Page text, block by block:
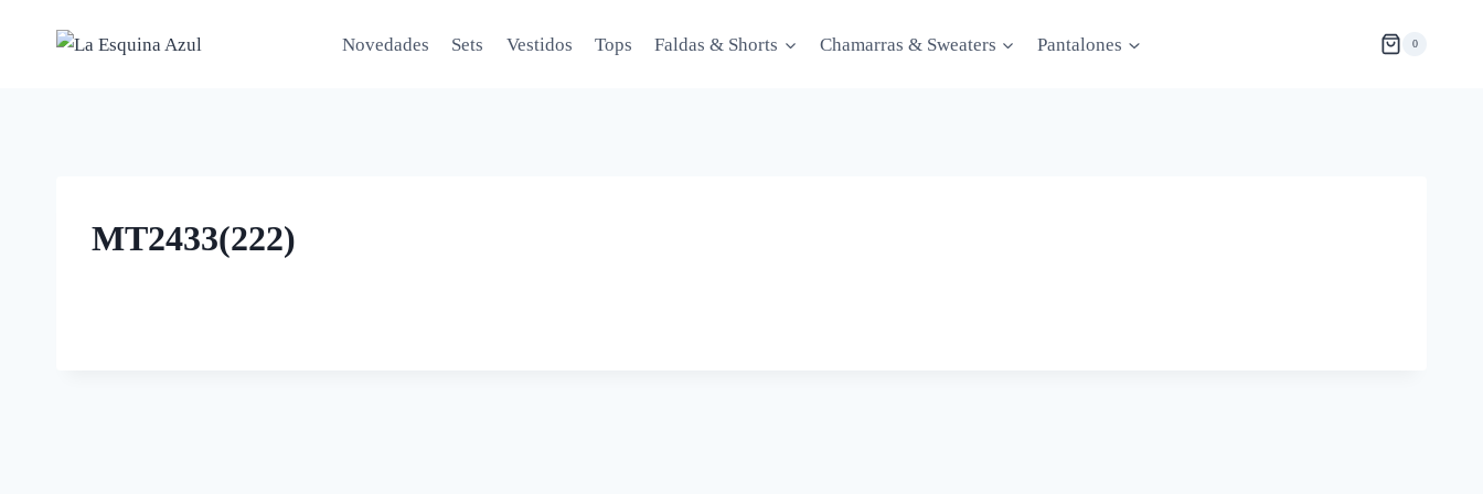
Novedades Sets Vestidos Tops Faldas & Shorts Chamarras & Sweaters Pantalones 0
MT2433(222)